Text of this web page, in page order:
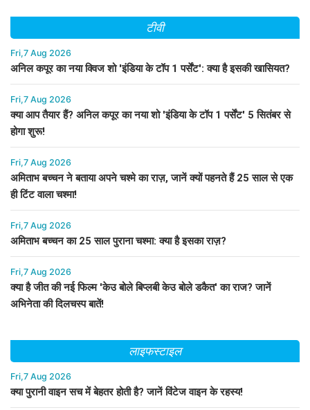
टीवी
Fri,7 Aug 2026
अनिल कपूर का नया क्विज शो 'इंडिया के टॉप 1 पर्सेंट': क्या है इसकी खासियत?
Fri,7 Aug 2026
क्या आप तैयार हैं? अनिल कपूर का नया शो 'इंडिया के टॉप 1 पर्सेंट' 5 सितंबर से
होगा शुरू!
Fri,7 Aug 2026
अमिताभ बच्चन ने बताया अपने चश्मे का राज़, जानें क्यों पहनते हैं 25 साल से एक
ही टिंट वाला चश्मा!
Fri,7 Aug 2026
अमिताभ बच्चन का 25 साल पुराना चश्मा: क्या है इसका राज़?
Fri,7 Aug 2026
क्या है जीत की नई फिल्म 'केउ बोले बिप्लबी केउ बोले डकैत' का राज? जानें
अभिनेता की दिलचस्प बातें!
लाइफस्टाइल
Fri,7 Aug 2026
क्या पुरानी वाइन सच में बेहतर होती है? जानें विंटेज वाइन के रहस्य!